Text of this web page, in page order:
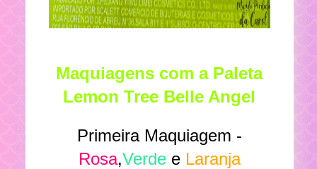
Maquiagens com a Paleta
Lemon Tree Belle Angel
Primeira Maquiagem -
Rosa,VerdeeLaranja